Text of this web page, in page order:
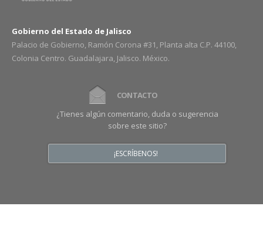
Gobierno del Estado de Jalisco
Palacio de Gobierno, Ramón Corona #31, Planta alta C.P. 44100,
Colonia Centro. Guadalajara, Jalisco. México.
CONTACTO
¿Tienes algún comentario, duda o sugerencia
sobre este sitio?
¡ESCRÍBENOS!